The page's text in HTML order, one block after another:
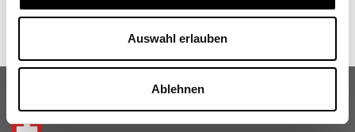
Auswahl erlauben
Ablehnen